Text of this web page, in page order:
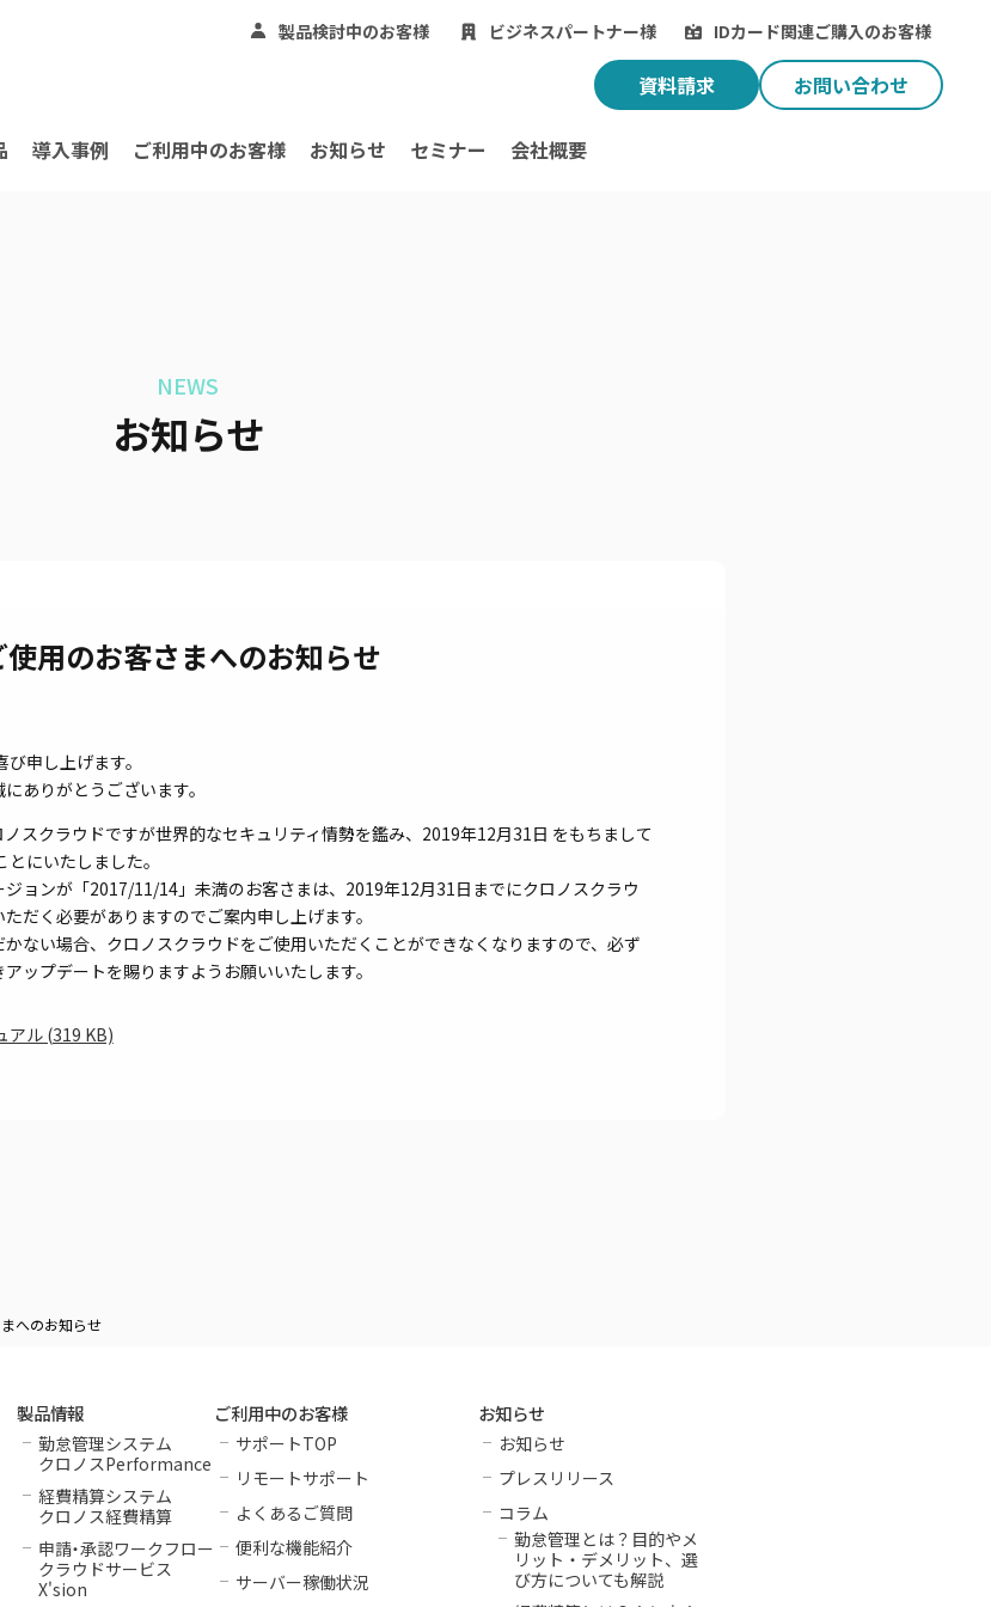
導入事例 ご利用中のお客様 お知らせ セミナー 会社概要
製品検討中のお客様 ビジネスパートナー様 IDカード関連ご購入のお客様
資料請求 お問い合わせ
NEWS
お知らせ
用のお客さまへのお知らせ
申し上げます。
ありがとうございます。
スクラウドですが世界的なセキュリティ情勢を鑑み、2019年12月31日 をもちまして
にいたしました。
ョンが「2017/11/14」未満のお客さまは、2019年12月31日までにクロノスクラウ
だく必要がありますのでご案内申し上げます。
ない場合、クロノスクラウドをご使用いただくことができなくなりますので、必ず
ップデートを賜りますようお願いいたします。
アル (319 KB)
へのお知らせ
製品情報
勤怠管理システム
クロノスPerformance
経費精算システム
クロノス経費精算
申請・承認ワークフロー
クラウドサービス
X'sion
ご利用中のお客様
サポートTOP
リモートサポート
よくあるご質問
便利な機能紹介
サーバー稼働状況
お知らせ
お知らせ
プレスリリース
コラム
勤怠管理とは？目的やメ
リット・デメリット、選
び方についても解説